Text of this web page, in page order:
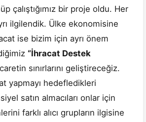
çalıştığımız bir proje oldu. Her
ilgilendik. Ülke ekonomisine
ise bizim için ayrı önem
“İhracat Destek
sınırlarını geliştireceğiz.
yapmayı hedefledikleri
satın almacıları onlar için
farklı alıcı grupların ilgisine